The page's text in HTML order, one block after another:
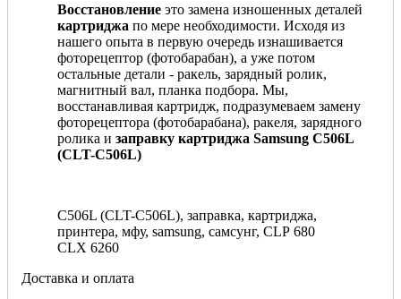
Восстановление это замена изношенных деталей
картриджа по мере необходимости. Исходя из
нашего опыта в первую очередь изнашивается
фоторецептор (фотобарабан), а уже потом
остальные детали - ракель, зарядный ролик,
магнитный вал, планка подбора. Мы,
восстанавливая картридж, подразумеваем замену
фоторецептора (фотобарабана), ракеля, зарядного
ролика и заправку картриджа Samsung C506L
(CLT-C506L)
C506L (CLT-C506L), заправка, картриджа,
принтера, мфу, samsung, самсунг, CLP 680
CLX 6260
Доставка и оплата